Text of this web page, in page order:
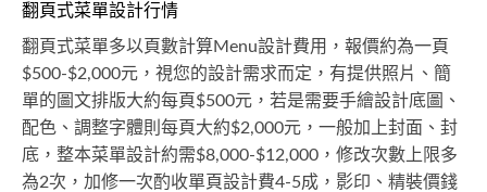
翻頁式菜單設計行情
翻頁式菜單多以頁數計算Menu設計費用，報價約為一頁
$500-$2,000元，視您的設計需求而定，有提供照片、簡
單的圖文排版大約每頁$500元，若是需要手繪設計底圖、
配色、調整字體則每頁大約$2,000元，一般加上封面、封
底，整本菜單設計約需$8,000-$12,000，修改次數上限多
為2次，加修一次酌收單頁設計費4-5成，影印、精裝價錢